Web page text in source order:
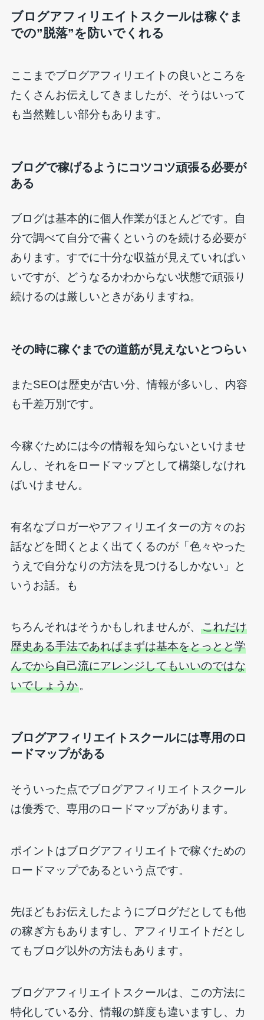
ブログアフィリエイトスクールは稼ぐま
での”脱落”を防いでくれる
ここまでブログアフィリエイトの良いところを
たくさんお伝えしてきましたが、そうはいって
も当然難しい部分もあります。
ブログで稼げるようにコツコツ頑張る必要が
ある
ブログは基本的に個人作業がほとんどです。自
分で調べて自分で書くというのを続ける必要が
あります。すでに十分な収益が見えていればい
いですが、どうなるかわからない状態で頑張り
続けるのは厳しいときがありますね。
その時に稼ぐまでの道筋が見えないとつらい
またSEOは歴史が古い分、情報が多いし、内容
も千差万別です。
今稼ぐためには今の情報を知らないといけませ
んし、それをロードマップとして構築しなけれ
ばいけません。
有名なブロガーやアフィリエイターの方々のお
話などを聞くとよく出てくるのが「色々やった
うえで自分なりの方法を見つけるしかない」と
いうお話。も
ちろんそれはそうかもしれませんが、 これだけ
歴史ある手法であればまずは基本をとっとと学
んでから自己流にアレンジしてもいいのではな
いでしょうか。
ブログアフィリエイトスクールには専用のロ
ードマップがある
そういった点でブログアフィリエイトスクール
は優秀で、専用のロードマップがあります。
ポイントはブログアフィリエイトで稼ぐための
ロードマップであるという点です。
先ほどもお伝えしたようにブログだとしても他
の稼ぎ方もありますし、アフィリエイトだとし
てもブログ以外の方法もあります。
ブログアフィリエイトスクールは、この方法に
特化している分、情報の鮮度も違いますし、カ